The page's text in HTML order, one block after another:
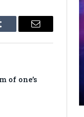
Email
of one’s